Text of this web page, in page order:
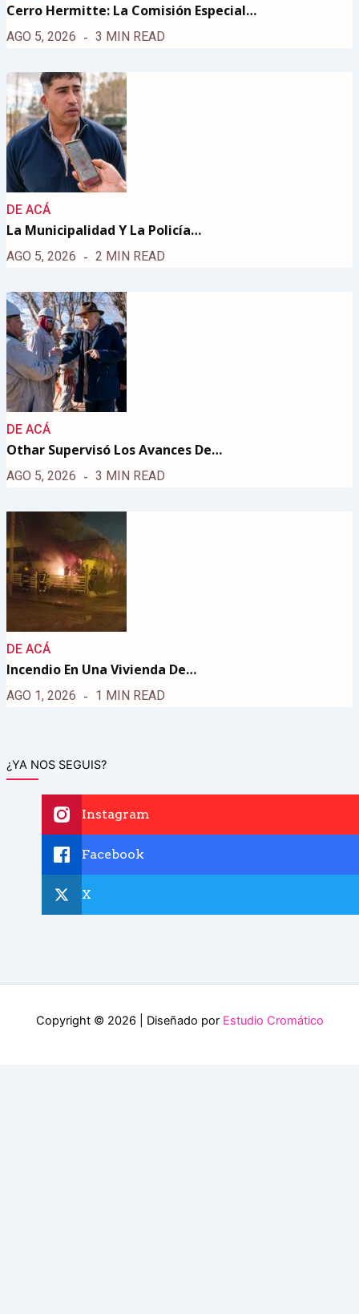
Cerro Hermitte: La Comisión Especial…
AGO 5, 2026 3 MIN READ
DE ACÁ
La Municipalidad Y La Policía…
AGO 5, 2026 2 MIN READ
DE ACÁ
Othar Supervisó Los Avances De…
AGO 5, 2026 3 MIN READ
DE ACÁ
Incendio En Una Vivienda De…
AGO 1, 2026 1 MIN READ
¿YA NOS SEGUIS?
Instagram
Facebook
X
Copyright © 2026 | Diseñado por Estudio Cromático